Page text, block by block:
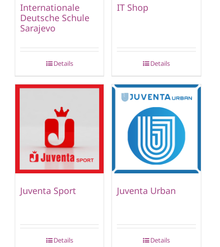
Internationale
Deutsche Schule
Sarajevo
Details
IT Shop
Details
Juventa Sport
Details
Juventa Urban
Details